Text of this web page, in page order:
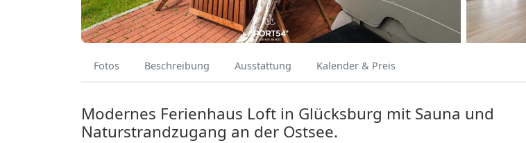
Fotos Beschreibung Ausstattung Kalender & Preis
Modernes Ferienhaus Loft in Glücksburg mit Sauna und
Naturstrandzugang an der Ostsee.